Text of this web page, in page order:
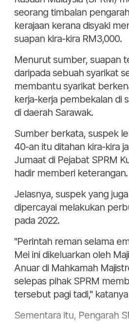
seorang timbalan
kerajaan kerana disyaki
suapan kira-kira RM3,000.
Menurut sumber, suapan
daripada sebuah syarikat
membantu syarikat
kerja-kerja pembekalan di
di daerah Sarawak.
Sumber berkata, suspek
40-an itu ditahan kira-kira
Jumaat di Pejabat SPRM
hadir memberi keterangan.
Jelasnya, suspek yang
dipercayai melakukan
pada 2022.
"Perintah reman selama
Mei ini dikeluarkan oleh
Anuar di Mahkamah
selepas pihak SPRM
tersebut pagi tadi,"
Sementara itu, Pengarah